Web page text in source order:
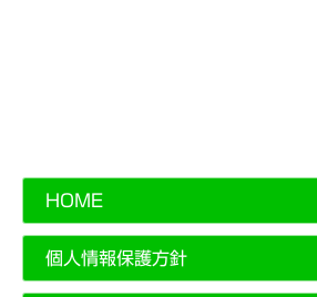
HOME
個人情報保護方針